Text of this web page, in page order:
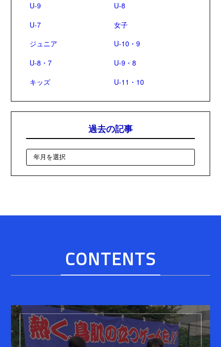
U-9
U-8
U-7
女子
ジュニア
U-10・9
U-8・7
U-9・8
キッズ
U-11・10
過去の記事
CONTENTS